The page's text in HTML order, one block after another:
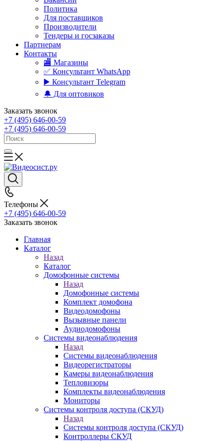
Политика
Для поставщиков
Производители
Тендеры и госзаказы
Партнерам
Контакты
🏬 Магазины
✅️ Консультант WhatsApp
▶️ Консультант Telegram
🔔 Для оптовиков
Заказать звонок
+7 (495) 646-00-59
+7 (495) 646-00-59
Телефоны
+7 (495) 646-00-59
Заказать звонок
Главная
Каталог
Назад
Каталог
Домофонные системы
Назад
Домофонные системы
Комплект домофона
Видеодомофоны
Вызывные панели
Аудиодомофоны
Системы видеонаблюдения
Назад
Системы видеонаблюдения
Видеорегистраторы
Камеры видеонаблюдения
Тепловизоры
Комплекты видеонаблюдения
Мониторы
Системы контроля доступа (СКУД)
Назад
Системы контроля доступа (СКУД)
Контроллеры СКУД